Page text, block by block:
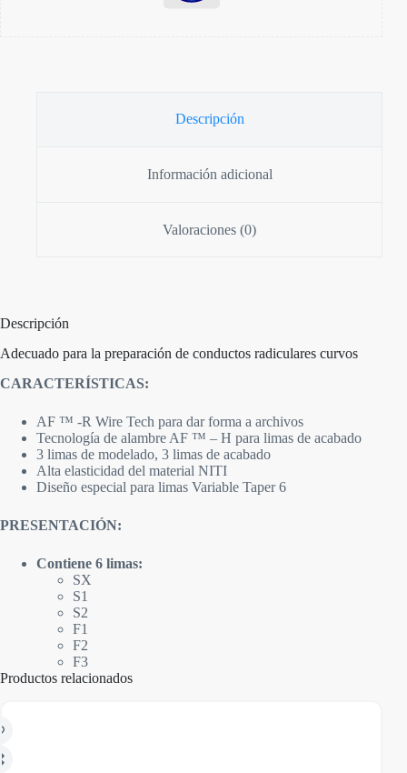
Descripción
Información adicional
Valoraciones (0)
Descripción
Adecuado para la preparación de conductos radiculares curvos
CARACTERÍSTICAS:
AF ™ -R Wire Tech para dar forma a archivos
Tecnología de alambre AF ™ – H para limas de acabado
3 limas de modelado, 3 limas de acabado
Alta elasticidad del material NITI
Diseño especial para limas Variable Taper 6
PRESENTACIÓN:
Contiene 6 limas:
SX
S1
S2
F1
F2
F3
Productos relacionados